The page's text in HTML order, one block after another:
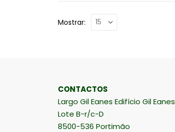
Mostrar:
CONTACTOS
Largo Gil Eanes Edifício Gil Eanes
Lote B-r/c-D
8500-536 Portimão